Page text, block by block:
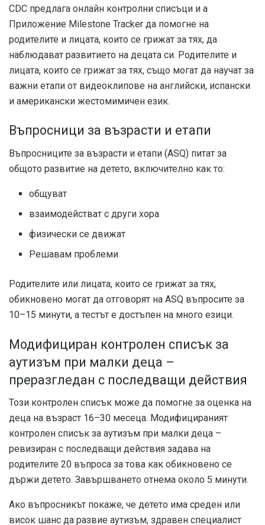
CDC предлага онлайн контролни списъци и а
Приложение Milestone Tracker да помогне на
родителите и лицата, които се грижат за тях, да
наблюдават развитието на децата си. Родителите и
лицата, които се грижат за тях, също могат да научат за
важни етапи от видеоклипове на английски, испански
и американски жестомимичен език.
Въпросници за възрасти и етапи
Въпросниците за възрасти и етапи (ASQ) питат за
общото развитие на детето, включително как то:
общуват
взаимодействат с други хора
физически се движат
Решавам проблеми
Родителите или лицата, които се грижат за тях,
обикновено могат да отговорят на ASQ въпросите за
10–15 минути, а тестът е достъпен на много езици.
Модифициран контролен списък за
аутизъм при малки деца –
преразгледан с последващи действия
Този контролен списък може да помогне за оценка на
деца на възраст 16–30 месеца. Модифицираният
контролен списък за аутизъм при малки деца –
ревизиран с последващи действия задава на
родителите 20 въпроса за това как обикновено се
държи детето. Завършването отнема около 5 минути.
Ако въпросникът покаже, че детето има среден или
висок шанс да развие аутизъм, здравен специалист